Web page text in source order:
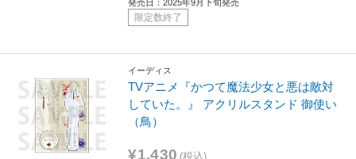
発売日：2025年9月下旬発売
限定数終了
イーディス
TVアニメ『かつて魔法少女と悪は敵対
していた。』 アクリルスタンド 御使い
（鳥）
¥1,430 (税込)